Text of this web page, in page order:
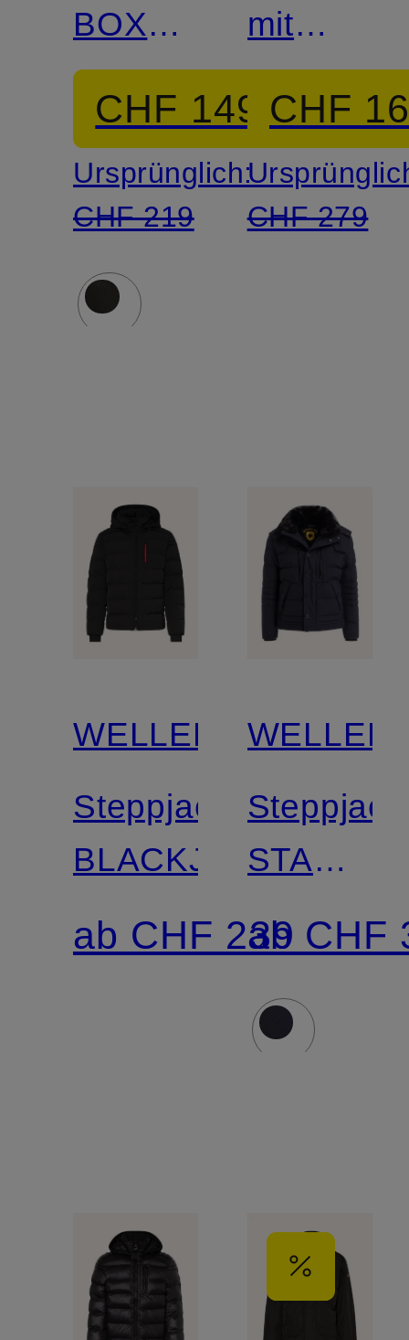
BOXER
SUMMER
MEN
CHF 149
Ursprünglich:
CHF 219
mit
Kapuze
CHF
CHF 279
WELLENSTEYN
Steppjacke
BLACKJACK
ab CHF 239
mit
Kapuze
ab CHF